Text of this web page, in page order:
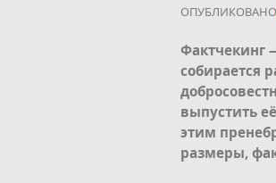
ОПУБЛИКОВАНО
Фактчекинг
собирается
выпустить
этим
размеры,